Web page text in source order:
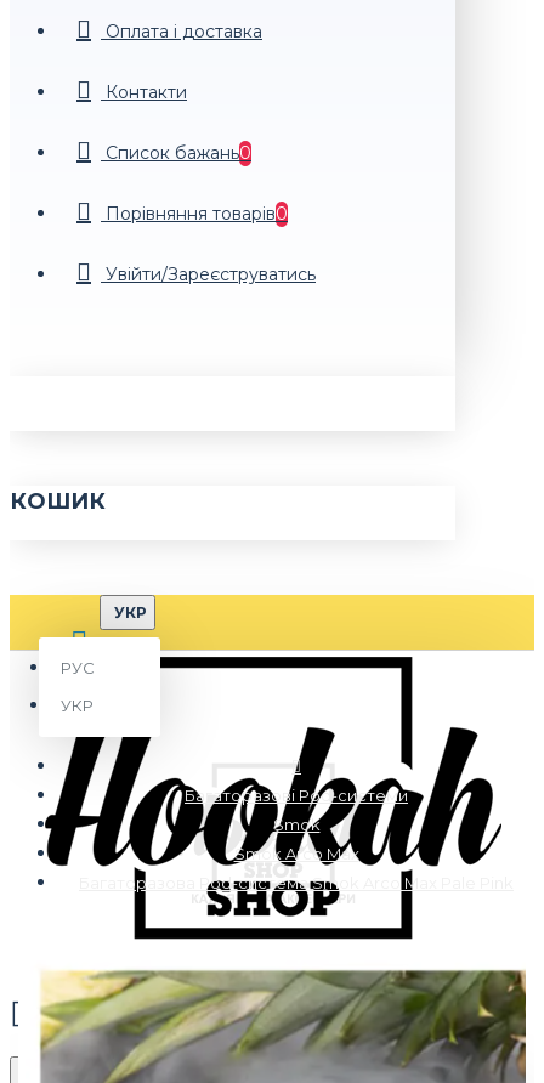
Оплата і доставка
Контакти
Список бажань0
Порiвняння товарiв0
Увійти/Зареєструватись
КОШИК
УКР
РУС
УКР
Багаторазові Pod-системи
Smok
Smok Arco Max
Багаторазова Pod-система Smok Arco Max Pale Pink